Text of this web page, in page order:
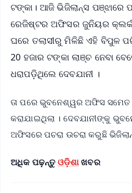
ଟଙ୍କା। ଆଜି ଭିଜିଲାନ୍ସ
ରେଜିଷ୍ଟର ଅଫିସର ଜୁନିୟର
ଘରେ ତଲାସୀରୁ ମିଳିଛି ଏହି ବିପୁଳ
20 ହଜାର ଟଙ୍କା ଲାଞ୍ଚ ନେବା
ଧରାପଡ଼ିଥିଲେ ଦେବଯାନୀ ।
ତା ପରେ ଭୁବନେଶ୍ୱର ଅଫିସ ସମେତ
କରାଯାଇଥିଲା । ଦେବଯାନୀଙ୍କୁ
ଅଫିସରେ ପଚରା ଉଚରା କରୁଛି
ଅଧିକ ପଢ଼ନ୍ତୁ ଓଡ଼ିଶାଖବର